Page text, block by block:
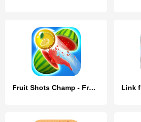
Fruit Shots Champ - Fruit Land